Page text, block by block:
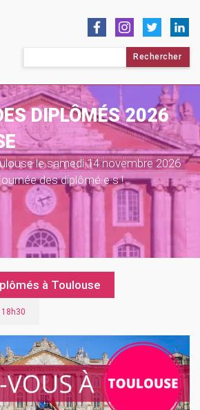
DIPLÔMÉS 2026
le samedi 14 novembre 2026
des diplômé·e·s !
à Toulouse